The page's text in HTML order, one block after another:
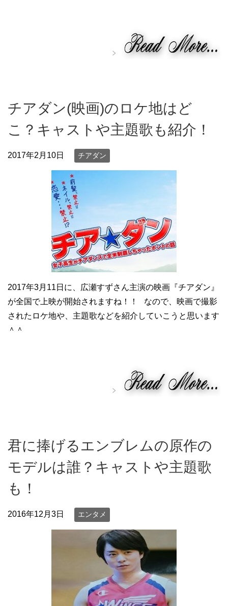
チアダン(映画)のロケ地はど
こ？キャストや主題歌も紹介！
2017年2月10日 チアダン
2017年3月11日に、広瀬すずさん主演の映画『チアダン』
が全国で上映が開始されますね！！ なので、映画で撮影
されたロケ地や、主題歌などを紹介していこうと思います
＾＾
君に捧げるエンブレムの原作の
モデルは誰？キャストや主題歌
も！
2016年12月3日 エンタメ